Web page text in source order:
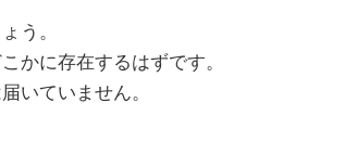
う。
かに存在するはずです。
いていません。